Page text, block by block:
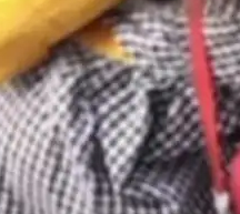
对安全性、
首先是数据
发场景，公
升的需求。
全要求较...
！ 随着各行
构成形态逐
化：不只是
力时代下，
用，以及持
AI算力网关
理和成本治
看得清、管
作者之一。
作者之一。
家。 Jeff D
布离职。 他
Ghema
二十多
的共同
成员，Se
界面
增强
体，这一轮
事一次补
是杭州无
体——一位全